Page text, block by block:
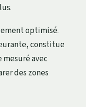
optimisé.
constitue
avec
des zones